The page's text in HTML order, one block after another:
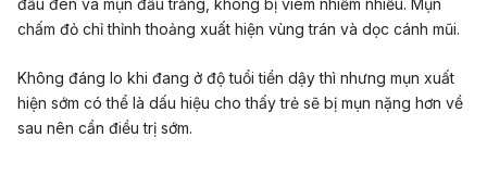
đầu đen và mụn đầu trắng, không bị viêm nhiễm nhiều. Mụn
chấm đỏ chỉ thỉnh thoảng xuất hiện vùng trán và dọc cánh mũi.
Không đáng lo khi đang ở độ tuổi tiền dậy thì nhưng mụn xuất
hiện sớm có thể là dấu hiệu cho thấy trẻ sẽ bị mụn nặng hơn về
sau nên cần điều trị sớm.